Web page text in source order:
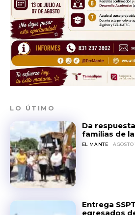
LO ÚTIMO
Da
familias de
EL MANTE AGOSTO
Entrega
egresados